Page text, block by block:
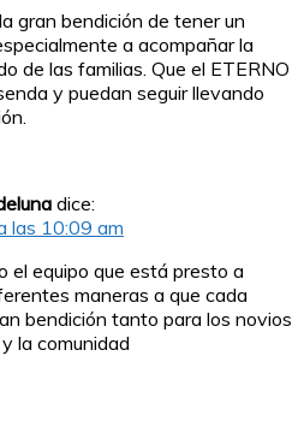
gran bendición de tener un
a acompañar la
de las familias. Que el ETERNO
y puedan seguir llevando
dice:
las 10:09 am
el equipo que está presto a
maneras a que cada
bendición tanto para los novios
la comunidad